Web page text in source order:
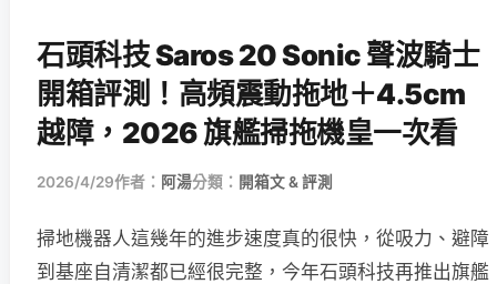
石頭科技 Saros 20 Sonic 聲波騎士
開箱評測！高頻震動拖地＋4.5cm
越障，2026 旗艦掃拖機皇一次看
2026/4/29作者： 阿湯分類： 開箱文 & 評測
掃地機器人這幾年的進步速度真的很快，從吸力、避障
到基座自清潔都已經很完整，今年石頭科技再推出旗艦